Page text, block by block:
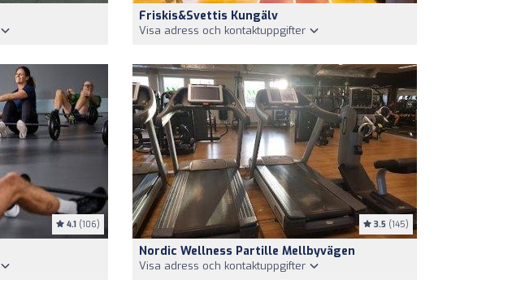
Friskis&Svettis Kungälv
Visa adress och kontaktuppgifter
4.1 (106) 3.5 (145)
Nordic Wellness Partille Mellbyvägen
Visa adress och kontaktuppgifter